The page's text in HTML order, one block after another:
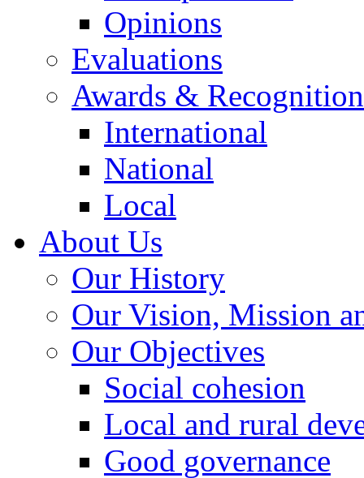
Opinions
Evaluations
Awards &
International
National
Local
About Us
Our History
Our Vision, Mission
Our Objectives
Social cohesion
Local and rural
Good governance